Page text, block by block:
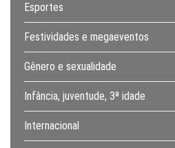
Esportes
Festividades e megaeventos
Gênero e sexualidade
Infância, juventude, 3ª idade
Internacional